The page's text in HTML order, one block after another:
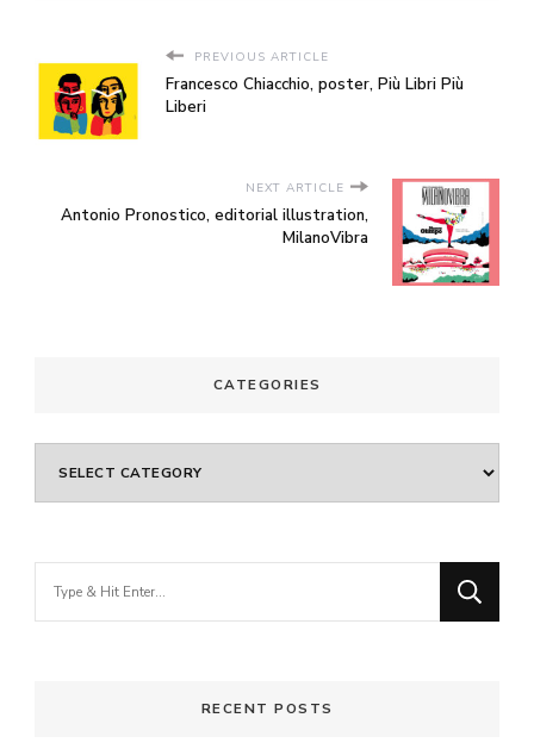
PREVIOUS ARTICLE
Francesco Chiacchio, poster, Più Libri Più
Liberi
NEXT ARTICLE
Antonio Pronostico, editorial illustration,
MilanoVibra
CATEGORIES
RECENT POSTS